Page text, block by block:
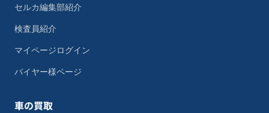
セルカ編集部紹介
検査員紹介
マイページログイン
バイヤー様ページ
車の買取